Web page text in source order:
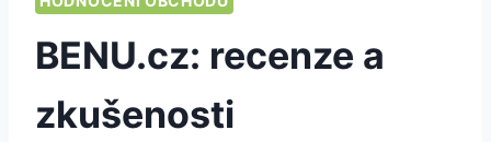
BENU.cz: recenze a
zkušenosti